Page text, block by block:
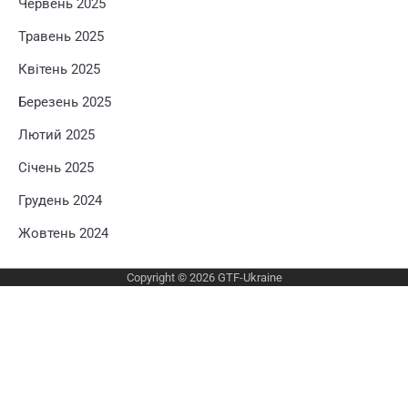
Червень 2025
Травень 2025
Квітень 2025
Березень 2025
Лютий 2025
Січень 2025
Грудень 2024
Жовтень 2024
Copyright © 2026 GTF-Ukraine